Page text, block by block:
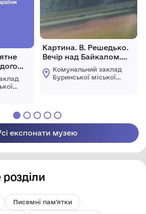
Картина. В. Решедько.
Вечір над Байкалом.
1989 рік.
Комунальний заклад
Буринської міської
експонати музею
Писемні пам'ятки